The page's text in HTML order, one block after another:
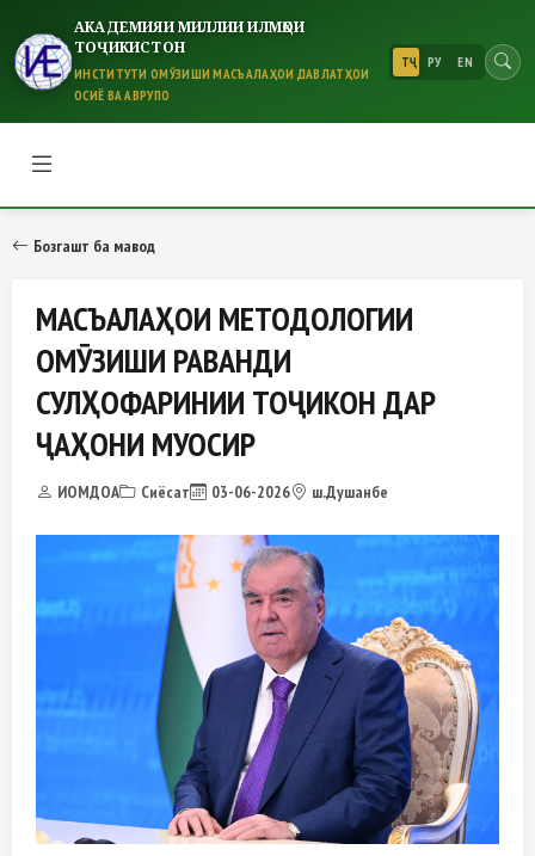
АКАДЕМИЯИ МИЛЛИИ ИЛМҲОИ
ТОҶИКИСТОН
ИНСТИТУТИ ОМӮЗИШИ МАСЪАЛАҲОИ ДАВЛАТҲОИ
ОСИЁ ВА АВРУПО
ТҶ РУ EN
МАСЪАЛАҲОИ МЕТОДОЛОГИИ
Бозгашт ба мавод
МАСЪАЛАҲОИ МЕТОДОЛОГИИ
ОМӮЗИШИ РАВАНДИ
СУЛҲОФАРИНИИ ТОҶИКОН ДАР
ҶАҲОНИ МУОСИР
ИОМДОА Сиёсат 03-06-2026 ш.Душанбе